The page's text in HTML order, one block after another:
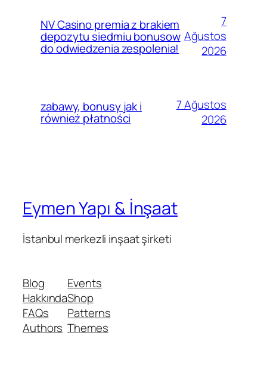
NV Casino premia z brakiem
depozytu siedmiu bonusow
do odwiedzenia zespolenia!
7
Ağustos
2026
zabawy, bonusy jak i
również płatności
7 Ağustos
2026
Eymen Yapı & İnşaat
İstanbul merkezli inşaat şirketi
Blog
Hakkında
FAQs
Authors
Events
Shop
Patterns
Themes